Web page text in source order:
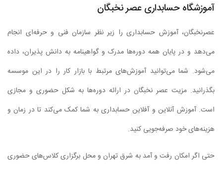
آموزشگاه حسابداری عصر نخبگان
عصرنخبگان، آموزش حسابداری را زیر نظر سازمان فنی و حرفه‌ای انجام
می‌دهد و در پایان همه دوره‌ها مدرک و گواهینامه به دانش پذیران، داده
می‌شود. شما می‌توانید آموزش‌های مرتبط با بازار کار را در این موسسه
بگذرانید. مزیت عصر نخبگان در ارائه دوره‌ها به شکل حضوری و مجازی
است. آموزش آنلاین و آفلاین حسابداری به شما کمک می‌کند تا در زمان و
هزینه‌های خود صرفه‌جویی کنید.
حتی اگر امکان رفت و آمد به شرق تهران و محل برگزاری کلاس‌های حضوری